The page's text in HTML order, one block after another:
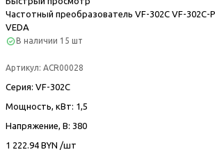
Частотный преобразователь VF-302С VF-302C-
VEDA
В наличии 15 шт
Артикул: ACR00028
Серия: VF-302С
Мощность, кВт: 1,5
Напряжение, В: 380
1 222.94 BYN /шт